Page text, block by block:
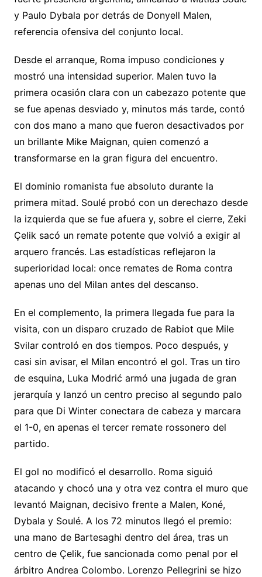
y Paulo Dybala por detrás de Donyell Malen,
referencia ofensiva del conjunto local.
Desde el arranque, Roma impuso condiciones y
mostró una intensidad superior. Malen tuvo la
primera ocasión clara con un cabezazo potente que
se fue apenas desviado y, minutos más tarde, contó
con dos mano a mano que fueron desactivados por
un brillante Mike Maignan, quien comenzó a
transformarse en la gran figura del encuentro.
El dominio romanista fue absoluto durante la
primera mitad. Soulé probó con un derechazo desde
la izquierda que se fue afuera y, sobre el cierre, Zeki
Çelik sacó un remate potente que volvió a exigir al
arquero francés. Las estadísticas reflejaron la
superioridad local: once remates de Roma contra
apenas uno del Milan antes del descanso.
En el complemento, la primera llegada fue para la
visita, con un disparo cruzado de Rabiot que Mile
Svilar controló en dos tiempos. Poco después, y
casi sin avisar, el Milan encontró el gol. Tras un tiro
de esquina, Luka Modrić armó una jugada de gran
jerarquía y lanzó un centro preciso al segundo palo
para que Di Winter conectara de cabeza y marcara
el 1-0, en apenas el tercer remate rossonero del
partido.
El gol no modificó el desarrollo. Roma siguió
atacando y chocó una y otra vez contra el muro que
levantó Maignan, decisivo frente a Malen, Koné,
Dybala y Soulé. A los 72 minutos llegó el premio:
una mano de Bartesaghi dentro del área, tras un
centro de Çelik, fue sancionada como penal por el
árbitro Andrea Colombo. Lorenzo Pellegrini se hizo